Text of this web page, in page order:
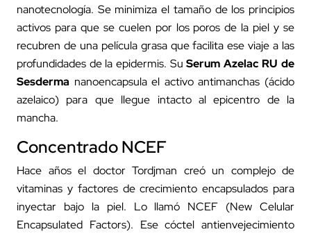
nanotecnología. Se minimiza el tamaño de los principios
activos para que se cuelen por los poros de la piel y se
recubren de una película grasa que facilita ese viaje a las
profundidades de la epidermis. SuSerum Azelac RU de
Sesderma nanoencapsula el activo antimanchas (ácido
azelaico) para que llegue intacto al epicentro de la
mancha.
Concentrado NCEF
Hace años el doctor Tordjman creó un complejo de
vitaminas y factores de crecimiento encapsulados para
inyectar bajo la piel. Lo llamó NCEF (New Celular
Encapsulated Factors). Ese cóctel antienvejecimiento